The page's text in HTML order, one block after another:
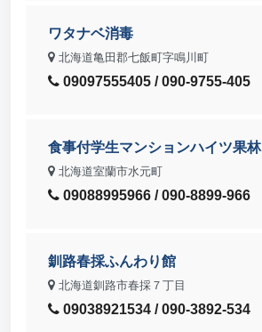
ワタナベ消毒
北海道亀田郡七飯町字鳴川町
09097555405 / 090-9755-405
食事付学生マンションハイツ果林
北海道室蘭市水元町
09088995966 / 090-8899-966
釧路春採ふんわり館
北海道釧路市春採７丁目
09038921534 / 090-3892-534